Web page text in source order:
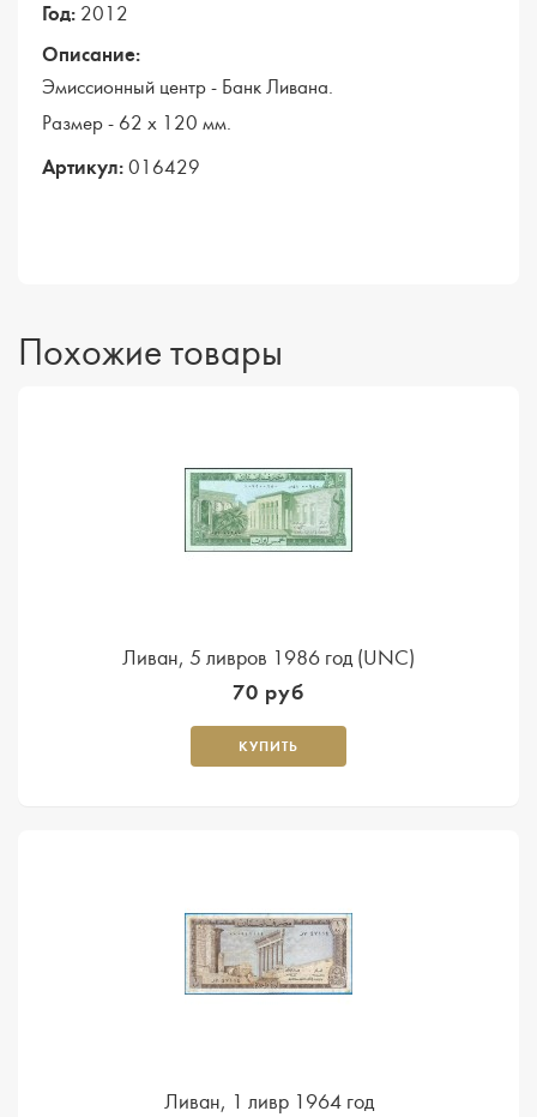
Год: 2012
Описание:
Эмиссионный центр - Банк Ливана.
Размер - 62 х 120 мм.
Артикул: 016429
Похожие товары
Ливан, 5 ливров 1986 год (UNC)
70 руб
КУПИТЬ
Ливан, 1 ливр 1964 год